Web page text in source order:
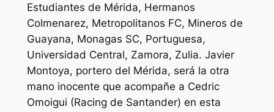
Estudiantes de Mérida, Hermanos
Colmenarez, Metropolitanos FC, Mineros de
Guayana, Monagas SC, Portuguesa,
Universidad Central, Zamora, Zulia. Javier
Montoya, portero del Mérida, será la otra
mano inocente que acompañe a Cedric
Omoigui (Racing de Santander) en esta